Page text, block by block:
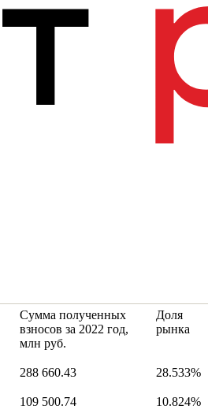
Сумма полученных
взносов за 2022 год,
млн руб.
Доля
рынка
288 660.43 28.533%
109 500.74 10.824%